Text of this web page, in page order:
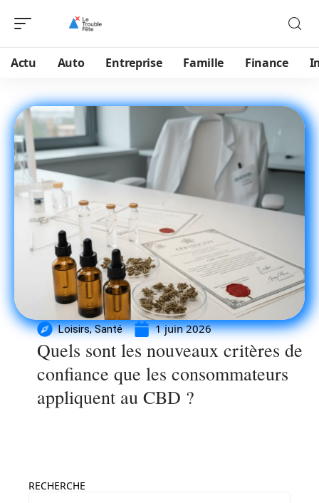
Actu Auto Entreprise Famille Finance
Loisirs,Santé 1 juin 2026
Quels sont les nouveaux critères de
confiance que les consommateurs
appliquent au CBD ?
RECHERCHE